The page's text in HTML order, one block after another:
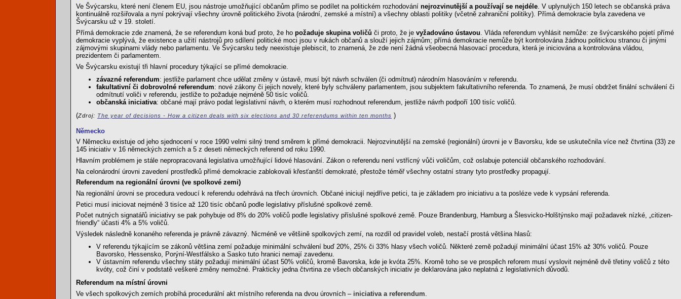
Ve Švýcarsku, které není členem EU, jsou nástroje umožňující občanům přímo se podílet na politickém rozhodování nejrozvinutější a používají se nejdéle. V uplynulých 150 letech se občanská práva
kontinuálně rozšiřovala a nyní pokrývají všechny úrovně politického života (národní, zemské a místní) a všechny oblasti politiky (včetně zahraniční politiky). Přímá demokracie byla zavedena ve
Švýcarsku už v 19. století.
Přímá demokracie zde znamená, že se referendum koná buď proto, že ho požaduje skupina voličů či proto, že je vyžadováno ústavou. Vláda referendum vyhlásit nemůže: ze švýcarského pojetí přímé
demokracie vyplývá, že existence a užití nástrojů pro sdílení politické moci jsou v rukách občanů a slouží jejich zájmům; přímá demokracie nemůže být kontrolována žádnou politickou stranou či jinými
zájmovými skupinami vlády nebo parlamentu. Ve Švýcarsku tedy neexistuje plebiscit, to znamená, že zde není žádná všeobecná hlasovací procedura, která je iniciována a kontrolována vládou,
prezidentem či parlamentem.
Ve Švýcarsku existují tři hlavní procedury týkající se přímé demokracie.
závazné referendum: jestliže parlament chce udělat změny v ústavě, musí být návrh schválen (či odmítnut) národním hlasováním v referendu.
fakultativní či dobrovolné referendum: nové zákony či jejich novely, které byly schváleny parlamentem, jsou subjektem fakultativního referenda. To znamená, že musí obdržet finální schválení či
odmítnutí voliči v referendu, jestliže to požaduje nejméně 50 tisíc voličů.
občanská iniciativa: občané mají právo podat legislativní návrh, o kterém musí rozhodnout referendum, jestliže návrh podpoří 100 tisíc voličů.
(Zdroj: The year of decisions - How a citizen deals with six elections and 30 referendums within ten months )
Německo
V Německu existuje od jeho sjednocení v roce 1990 velmi silný trend směrem k přímé demokracii. Nejrozvinutější na zemské (regionální) úrovni je v Bavorsku, kde se uskutečnila více než čtvrtina (33) ze
145 iniciativ v 16 německých zemích a 5 z deseti německých referend od roku 1990.
Hlavním problémem je stále nepropracovaná legislativa umožňující lidové hlasování. Zákon o referendu není vstřícný vůči voličům, což oslabuje potenciál občanského rozhodování.
Na celonárodní úrovni zavedení prostředků přímé demokracie zablokovali křesťanští demokraté, přestože téměř všechny ostatní strany tyto prostředky propagují.
Referendum na regionální úrovni (ve spolkové zemi)
Na regionální úrovni se procedura vedoucí k referendu odehrává na třech úrovních. Občané iniciují nejdříve petici, ta je základem pro iniciativu a ta posléze vede k vypsání referenda.
Petici musí iniciovat nejméně 3 tisíce až 120 tisíc občanů podle legislativy příslušné spolkové země.
Počet nutných signatářů iniciativy se pak pohybuje od 8% do 20% voličů podle legislativy příslušné spolkové země. Pouze Brandenburg, Hamburg a Šlesvicko-Holštýnsko mají požadavek nízké, „citizen-
friendly“ účasti 4% a 5% voličů.
Výsledek následně konaného referenda je právně závazný. Nicméně ve většině spolkových zemí, na rozdíl od pravidel voleb, nestačí prostá většina hlasů:
V referendu týkajícím se zákonů většina zemí požaduje minimální schválení buď 20%, 25% či 33% hlasy všech voličů. Některé země požadují minimální účast 15% až 30% voličů. Pouze
Bavorsko, Hessensko, Porýní-Westfálsko a Sasko tuto hranici nemají zavedenu.
V ústavním referendu všechny státy požadují minimální účast 50% voličů, kromě Bavorska, kde je kvóta 25%. Kromě toho se ve prospěch reforem musí vyslovit nejméně dvě třetiny voličů z této
kvóty, což činí v podstatě veškeré změny nemožné. Prakticky jedna čtvrtina ze všech občanských iniciativ je deklarována jako neplatná z legislativních důvodů.
Referendum na místní úrovni
Ve všech spolkových zemích probíhá procedurální akt místního referenda na dvou úrovních – iniciativa a referendum